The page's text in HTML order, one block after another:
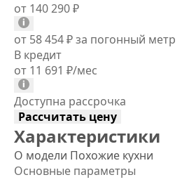
от 140 290₽
от 58 454₽за погонный метр
В кредит
от 11 691 ₽/мес
Доступна рассрочка
Рассчитать цену
Характеристики
О модели Похожие кухни
Основные параметры